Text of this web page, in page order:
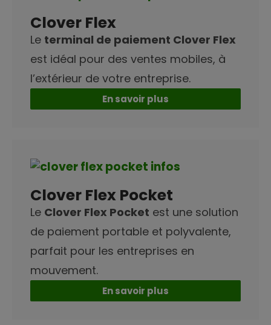
Clover Flex
Le terminal de paiement Clover Flex
est idéal pour des ventes mobiles, à
l’extérieur de votre entreprise.
En savoir plus
Clover Flex Pocket
Le Clover Flex Pocket est une solution
de paiement portable et polyvalente,
parfait pour les entreprises en
mouvement.
En savoir plus